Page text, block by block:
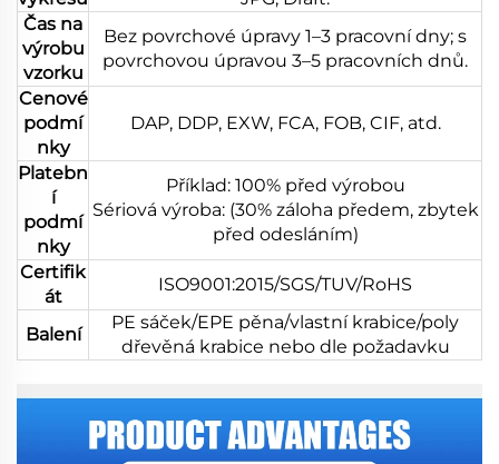
Čas na
výrobu
vzorku
Bez povrchové úpravy 1–3 pracovní dny; s
povrchovou úpravou 3–5 pracovních dnů.
Cenové
podmí
nky
DAP, DDP, EXW, FCA, FOB, CIF, atd.
Platebn
í
podmí
nky
Příklad: 100% před výrobou
Sériová výroba: (30% záloha předem, zbytek
před odesláním)
Certifik
át
ISO9001:2015/SGS/TUV/RoHS
Balení
PE sáček/EPE pěna/vlastní krabice/poly
dřevěná krabice nebo dle požadavku